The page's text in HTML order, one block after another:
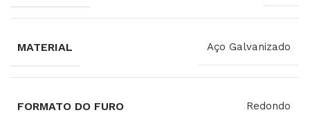
MATERIAL Aço Galvanizado
FORMATO DO FURO Redondo